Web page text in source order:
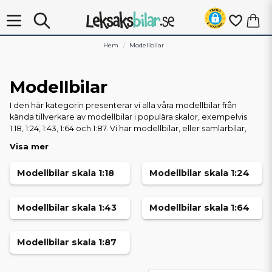
Hem Modellbilar
Modellbilar
I den här kategorin presenterar vi alla våra modellbilar från
kända tillverkare av modellbilar i populära skalor, exempelvis
1:18, 1:24, 1:43, 1:64 och 1:87. Vi har modellbilar, eller samlarbilar,
Works, Bburago, Solido, Ixo Models, Norev, Mini GT och PCX87.
Modellbilar, även ibland kallade skalamodeller, är ett populärt
samlingsobjekt och trots att vår butik heter Leksaksbilar.se så
är inte avsedda för lek utan för att beskådas för att njuta av dess
detaljrikedom och verklighetsskildring. Tanken med en
återge utseendet av den bil den är avsedd att avspegla.
Söker du efter modellbilar, eller samlarbilar, med snabb
Visa mer
Modellbilar skala 1:18 Modellbilar skala 1:24
Modellbilar skala 1:43 Modellbilar skala 1:64
Modellbilar skala 1:87